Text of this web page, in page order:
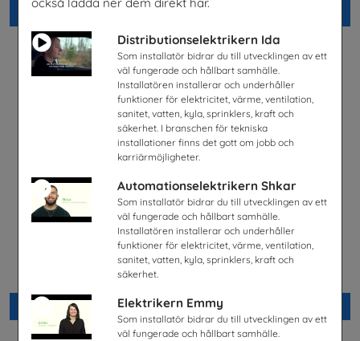
Distributionselektrikern Ida
Som installatör bidrar du till utvecklingen av ett
väl fungerade och hållbart samhälle.
Installatören installerar och underhåller
funktioner för elektricitet, värme, ventilation,
sanitet, vatten, kyla, sprinklers, kraft och
säkerhet. I branschen för tekniska
installationer finns det gott om jobb och
karriärmöjligheter.
Automationselektrikern Shkar
Som installatör bidrar du till utvecklingen av ett
väl fungerade och hållbart samhälle.
Installatören installerar och underhåller
funktioner för elektricitet, värme, ventilation,
sanitet, vatten, kyla, sprinklers, kraft och
säkerhet.
Elektrikern Emmy
Som installatör bidrar du till utvecklingen av ett
väl fungerade och hållbart samhälle.
Beställ 0kr
Fordonstekniker
Volkswagen Group Sverige
Beställ 0kr
Science & IT Magazine Nr 1
2026